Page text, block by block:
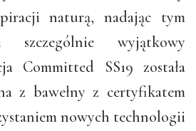
naturą, nadając tym
szczególnie wyjątkowy
Committed SS19 została
z bawełny z certyfikatem
nowych technologii